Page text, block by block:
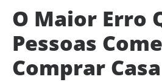
O Maior Erro
Pessoas
Comprar Casa